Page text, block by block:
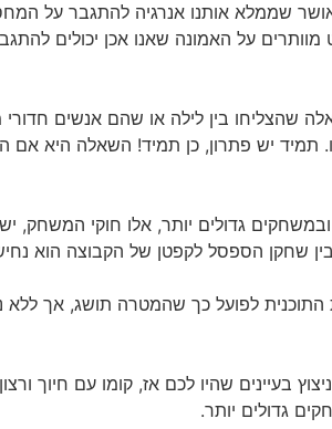
שממלא אותנו אנרגיה להתגבר על
על האמונה שאנו אכן יכולים
בין לילה או שהם אנשים חדורי
יש פתרון, כן תמיד! השאלה היא אם
ובמשחקים גדולים יותר, אלו חוקי
שחקן הספסל לקפטן של הקבוצה הוא
לפועל כך שהמטרה תושג, אך
בעיינים שהיו לכם אז, קומו עם חיוך
גדולים יותר.